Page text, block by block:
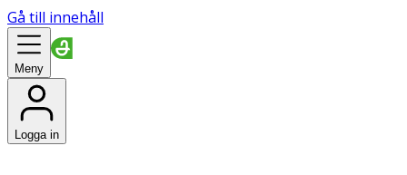
Gå till innehåll
Meny
Logga in